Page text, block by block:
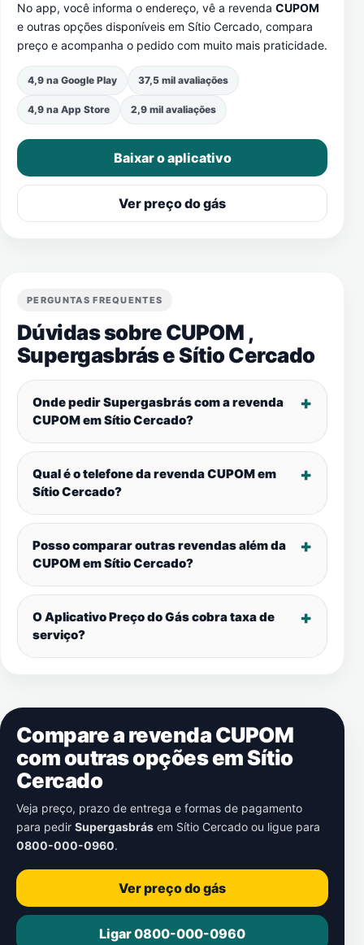
No app, você informa o endereço, vê a revenda CUPOM
e outras opções disponíveis em Sítio Cercado, compara
preço e acompanha o pedido com muito mais praticidade.
4,9 na Google Play 37,5 mil avaliações
4,9 na App Store 2,9 mil avaliações
Baixar o aplicativo
Ver preço do gás
PERGUNTAS FREQUENTES
Dúvidas sobre CUPOM ,
Supergasbrás eSítio Cercado
Onde pedir Supergasbrás com a revenda
CUPOM emSítio Cercado?
Qual é o telefone da revenda CUPOM em
Sítio Cercado?
Posso comparar outras revendas além da
CUPOM emSítio Cercado?
O Aplicativo Preço do Gás cobra taxa de
serviço?
Compare a revenda CUPOM
com outras opções emSítio
Cercado
Veja preço, prazo de entrega e formas de pagamento
para pedir Supergasbrás em Sítio Cercado ou ligue para
0800-000-0960.
Ver preço do gás
Ligar 0800-000-0960